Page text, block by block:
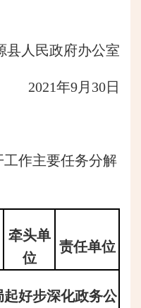
人民政府办公室
2021年9月30日
作主要任务分解
牵头单
位
责任单位
好步深化政务公